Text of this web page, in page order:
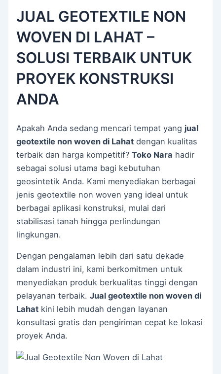
JUAL GEOTEXTILE NON
WOVEN DI LAHAT –
SOLUSI TERBAIK UNTUK
PROYEK KONSTRUKSI
ANDA
Apakah Anda sedang mencari tempat yang jual
geotextile non woven di Lahat dengan kualitas
terbaik dan harga kompetitif?Toko Nara hadir
sebagai solusi utama bagi kebutuhan
geosintetik Anda. Kami menyediakan berbagai
jenis geotextile non woven yang ideal untuk
berbagai aplikasi konstruksi, mulai dari
stabilisasi tanah hingga perlindungan
lingkungan.
Dengan pengalaman lebih dari satu dekade
dalam industri ini, kami berkomitmen untuk
menyediakan produk berkualitas tinggi dengan
pelayanan terbaik.Jual geotextile non woven di
Lahat kini lebih mudah dengan layanan
konsultasi gratis dan pengiriman cepat ke lokasi
proyek Anda.